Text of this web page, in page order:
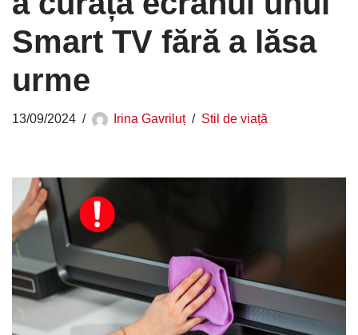
Smart TV fără a lăsa
urme
13/09/2024 Irina Gavriluț Stil de viață